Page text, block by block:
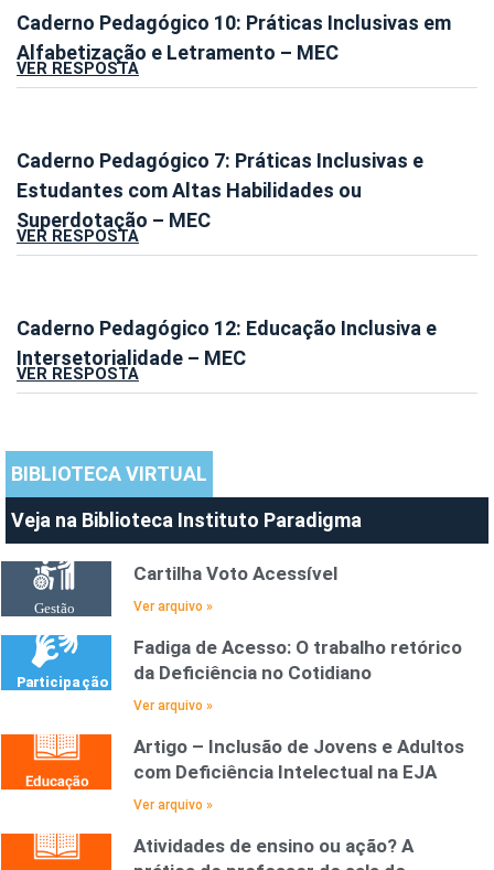
Caderno Pedagógico 10: Práticas Inclusivas em
Alfabetização e Letramento – MEC
VER RESPOSTA
Caderno Pedagógico 7: Práticas Inclusivas e
Estudantes com Altas Habilidades ou
Superdotação – MEC
VER RESPOSTA
Caderno Pedagógico 12: Educação Inclusiva e
Intersetorialidade – MEC
VER RESPOSTA
BIBLIOTECA VIRTUAL
Veja na Biblioteca Instituto Paradigma
Cartilha Voto Acessível
Ver arquivo »
Fadiga de Acesso: O trabalho retórico
da Deficiência no Cotidiano
Ver arquivo »
Artigo – Inclusão de Jovens e Adultos
com Deficiência Intelectual na EJA
Ver arquivo »
Atividades de ensino ou ação? A